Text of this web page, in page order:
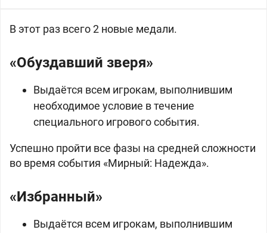
В этот раз всего 2 новые медали.
«Обуздавший зверя»
Выдаётся всем игрокам, выполнившим
необходимое условие в течение
специального игрового события.
Успешно пройти все фазы на средней сложности
во время события «Мирный: Надежда».
«Избранный»
Выдаётся всем игрокам, выполнившим